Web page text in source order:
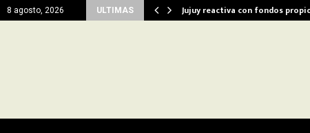
8 agosto, 2026 ULTIMAS Jujuy reactiva con fondos